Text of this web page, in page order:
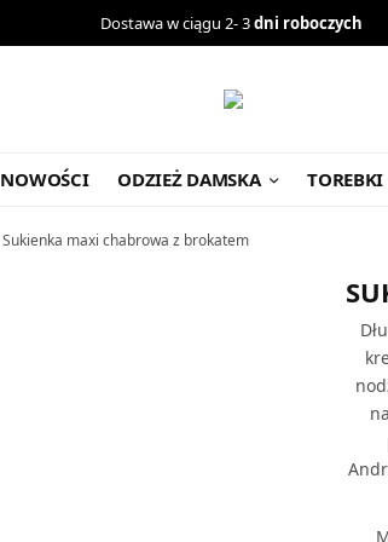
Dostawa w ciągu 2- 3dni roboczych
NOWOŚCI ODZIEŻ DAMSKA TOREBKI
Sukienka maxi chabrowa z brokatem